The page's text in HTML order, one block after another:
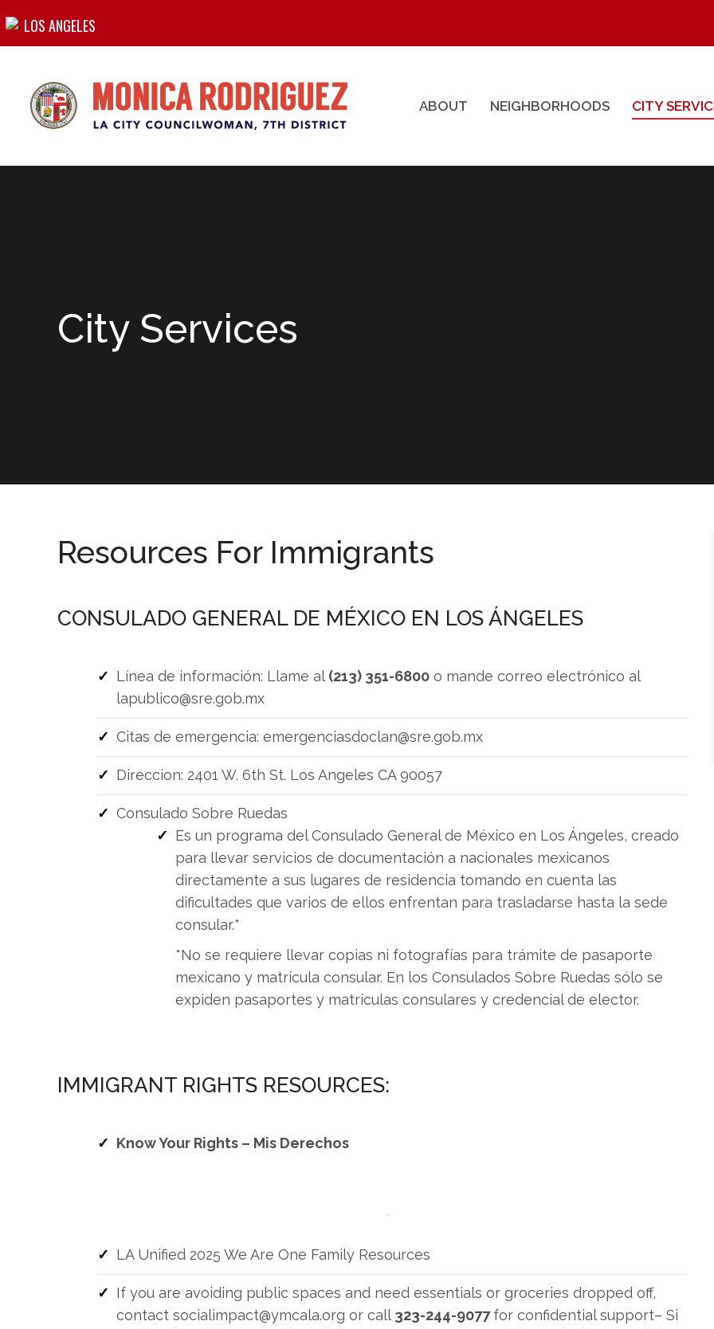
LOS ANGELES
ABOUT NEIGHBORHOODS CITY
City Services
Resources For Immigrants
CONSULADO GENERAL DE MÉXICO EN LOS ÁNGELES
Línea de información: Llame al (213) 351-6800 o mande correo electrónico al
lapublico@sre.gob.mx
Citas de emergencia: emergenciasdoclan@sre.gob.mx
Direccion: 2401 W. 6th St. Los Angeles CA 90057
Consulado Sobre Ruedas
Es un programa del Consulado General de México en Los Ángeles, creado
para llevar servicios de documentación a nacionales mexicanos
directamente a sus lugares de residencia tomando en cuenta las
dificultades que varios de ellos enfrentan para trasladarse hasta la sede
consular.*
*No se requiere llevar copias ni fotografías para trámite de pasaporte
mexicano y matrícula consular. En los Consulados Sobre Ruedas sólo se
expiden pasaportes y matrículas consulares y credencial de elector.
IMMIGRANT RIGHTS RESOURCES:
Know Your Rights – Mis Derechos
LA Unified 2025 We Are One Family Resources
If you are avoiding public spaces and need essentials or groceries dropped off,
contact socialimpact@ymcala.org or call 323-244-9077for confidential support– Si